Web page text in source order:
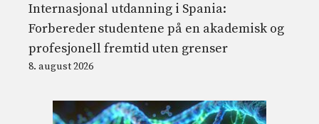
Internasjonal utdanning i Spania:
Forbereder studentene på en akademisk og
profesjonell fremtid uten grenser
8. august 2026